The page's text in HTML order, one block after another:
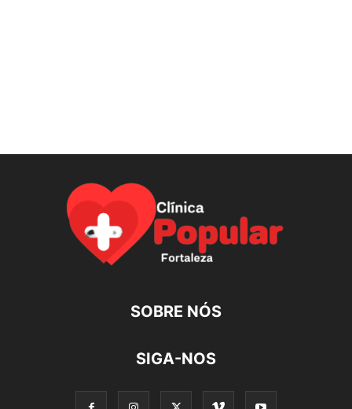
SOBRE NÓS
SIGA-NOS